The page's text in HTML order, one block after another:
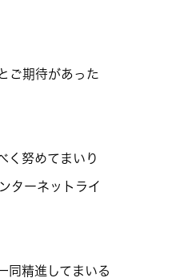
ご期待があった
く努めてまいり
ターネットライ
同精進してまいる